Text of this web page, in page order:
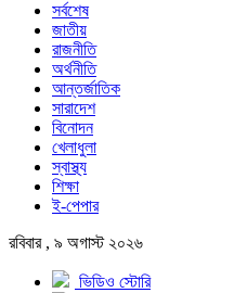
সর্বশেষ
জাতীয়
রাজনীতি
অর্থনীতি
আন্তর্জাতিক
সারাদেশ
বিনোদন
খেলাধুলা
স্বাস্থ্য
শিক্ষা
ই-পেপার
রবিবার , ৯ অগাস্ট ২০২৬
ভিডিও স্টোরি